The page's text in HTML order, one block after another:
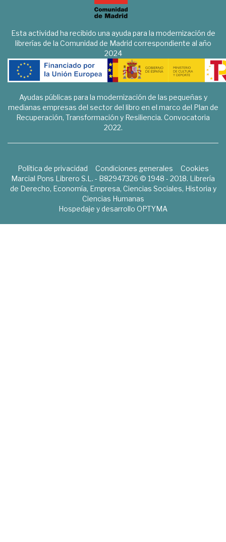
Esta actividad ha recibido una ayuda para la modernización de
librerías de la Comunidad de Madrid correspondiente al año
2024
Ayudas públicas para la modernización de las pequeñas y
medianas empresas del sector del libro en el marco del Plan de
Recuperación, Transformación y Resiliencia. Convocatoria
2022.
Política de privacidad Condiciones generales
Cookies
Marcial Pons Librero S.L. - B82947326 © 1948 - 2018. Librería
de Derecho, Economía, Empresa, Ciencias Sociales, Historia y
Ciencias Humanas
Hospedaje y desarrollo OPTYMA